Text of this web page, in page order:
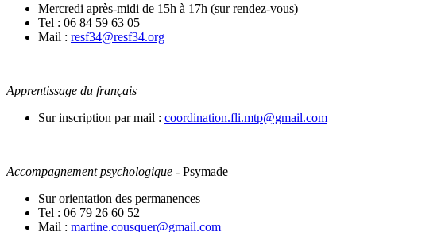
Mercredi après-midi de 15h à 17h (sur rendez-vous)
Tel : 06 84 59 63 05
Mail : resf34@resf34.org
Apprentissage du français
Sur inscription par mail : coordination.fli.mtp@gmail.com
Accompagnement psychologique - Psymade
Sur orientation des permanences
Tel : 06 79 26 60 52
Mail : martine.cousquer@gmail.com